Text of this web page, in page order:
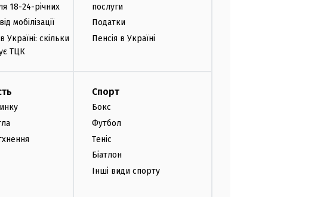
18-24-річних
мобілізації
Україні: скільки
ТЦК
послуги
Податки
Пенсія в Україні
Спорт
Бокс
Футбол
Теніс
Біатлон
Інші види спорту